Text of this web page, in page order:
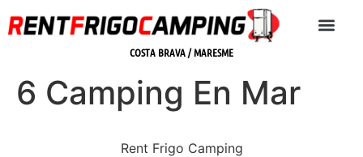
COSTA BRAVA / MARESME
6 Camping En Mar
Rent Frigo Camping